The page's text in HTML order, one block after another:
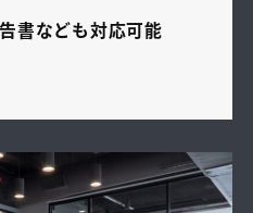
書なども対応可能